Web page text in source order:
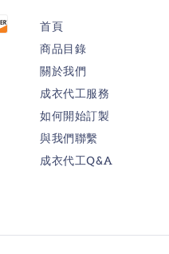
首頁
商品目錄
關於我們
成衣代工服務
如何開始訂製
與我們聯繫
成衣代工Q&A